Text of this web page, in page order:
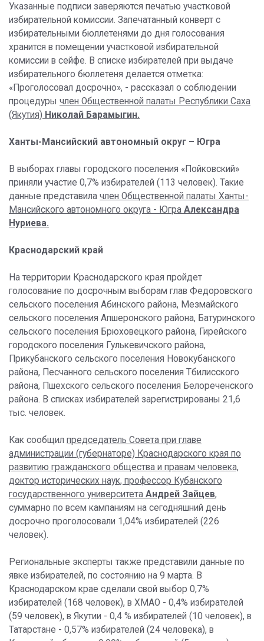
Указанные подписи заверяются печатью участковой
избирательной комиссии. Запечатанный конверт с
избирательными бюллетенями до дня голосования
хранится в помещении участковой избирательной
комиссии в сейфе. В списке избирателей при выдаче
избирательного бюллетеня делается отметка:
«Проголосовал досрочно», - рассказал о соблюдении
процедуры член Общественной палаты Республики Саха
(Якутия) Николай Барамыгин.
Ханты-Мансийский автономный округ – Югра
В выборах главы городского поселения «Пойковский»
приняли участие 0,7% избирателей (113 человек). Такие
данные представила член Общественной палаты Ханты-
Мансийского автономного округа - Югра Александра
Нуриева.
Краснодарский край
На территории Краснодарского края пройдет
голосование по досрочным выборам глав Федоровского
сельского поселения Абинского района, Мезмайского
сельского поселения Апшеронского района, Батуринского
сельского поселения Брюховецкого района, Гирейского
городского поселения Гулькевичского района,
Прикубанского сельского поселения Новокубанского
района, Песчанного сельского поселения Тбилисского
района, Пшехского сельского поселения Белореченского
района. В списках избирателей зарегистрированы 21,6
тыс. человек.
Как сообщил председатель Совета при главе
администрации (губернаторе) Краснодарского края по
развитию гражданского общества и правам человека,
доктор исторических наук, профессор Кубанского
государственного университета Андрей Зайцев,
суммарно по всем кампаниям на сегодняшний день
досрочно проголосовали 1,04% избирателей (226
человек).
Региональные эксперты также представили данные по
явке избирателей, по состоянию на 9 марта. В
Краснодарском крае сделали свой выбор 0,7%
избирателей (168 человек), в ХМАО - 0,4% избирателей
(59 человек), в Якутии - 0,4 % избирателей (10 человек), в
Татарстане - 0,57% избирателей (24 человека), в